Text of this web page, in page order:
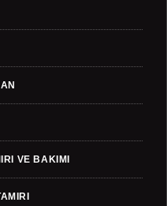
VE BAKIMI